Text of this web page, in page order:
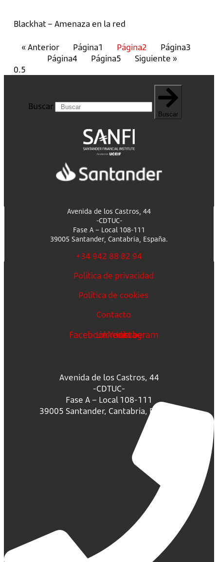
Blackhat – Amenaza en la red
« Anterior Página1 Página2 Página3
Página4 Página5 Siguiente »
Buscar
Buscar
Avenida de los Castros, 44
-CDTUC-
Fase A – Local 108-111
39005 Santander, Cantabria, España.
+34 942 88 82 94
Política de privacidad
Política de cookies
Contacto
FacebookLinkedin
Youtube
Instagram
Avenida de los Castros, 44
-CDTUC-
Fase A – Local 108-111
39005 Santander, Cantabria, España.